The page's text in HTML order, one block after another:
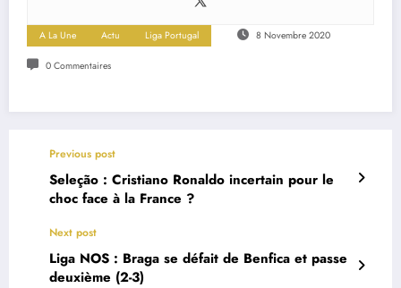
A La Une Actu Liga Portugal 8 Novembre 2020
0 Commentaires
Previous post
Seleção : Cristiano Ronaldo incertain pour le
choc face à la France ?
Next post
Liga NOS : Braga se défait de Benfica et passe
deuxième (2-3)